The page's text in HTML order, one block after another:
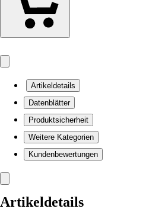
Artikeldetails
Datenblätter
Produktsicherheit
Weitere Kategorien
Kundenbewertungen
Artikeldetails